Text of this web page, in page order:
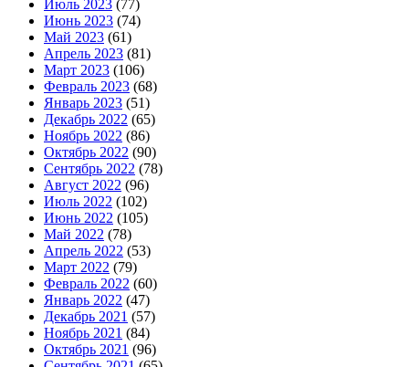
Июль 2023 (77)
Июнь 2023 (74)
Май 2023 (61)
Апрель 2023 (81)
Март 2023 (106)
Февраль 2023 (68)
Январь 2023 (51)
Декабрь 2022 (65)
Ноябрь 2022 (86)
Октябрь 2022 (90)
Сентябрь 2022 (78)
Август 2022 (96)
Июль 2022 (102)
Июнь 2022 (105)
Май 2022 (78)
Апрель 2022 (53)
Март 2022 (79)
Февраль 2022 (60)
Январь 2022 (47)
Декабрь 2021 (57)
Ноябрь 2021 (84)
Октябрь 2021 (96)